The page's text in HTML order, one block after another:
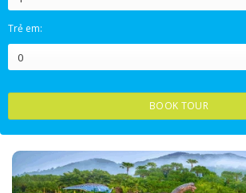
T.HAI T.BA T.TƯ T.NĂM T.SÁU
27
3
20
24 25 26 27 28
31 1 2 3 4
8.090.000₫.là:
Trẻ em:
BOOK TOUR